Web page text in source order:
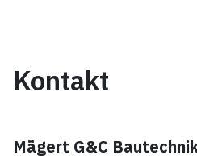
Kontakt
Mägert G&C